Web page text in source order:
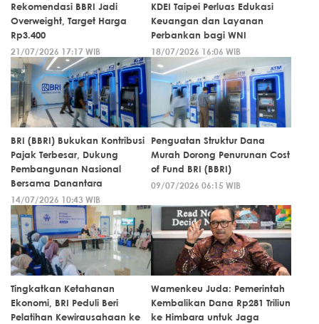
Rekomendasi BBRI Jadi
Overweight, Target Harga
Rp3.400
21/07/2026 17:17 WIB
KDEI Taipei Perluas Edukasi
Keuangan dan Layanan
Perbankan bagi WNI
18/07/2026 16:06 WIB
BRI (BBRI) Bukukan Kontribusi
Pajak Terbesar, Dukung
Pembangunan Nasional
Bersama Danantara
14/07/2026 10:43 WIB
Penguatan Struktur Dana
Murah Dorong Penurunan Cost
of Fund BRI (BBRI)
09/07/2026 06:15 WIB
Tingkatkan Ketahanan
Ekonomi, BRI Peduli Beri
Pelatihan Kewirausahaan ke
Wamenkeu Juda: Pemerintah
Kembalikan Dana Rp281 Triliun
ke Himbara untuk Jaga